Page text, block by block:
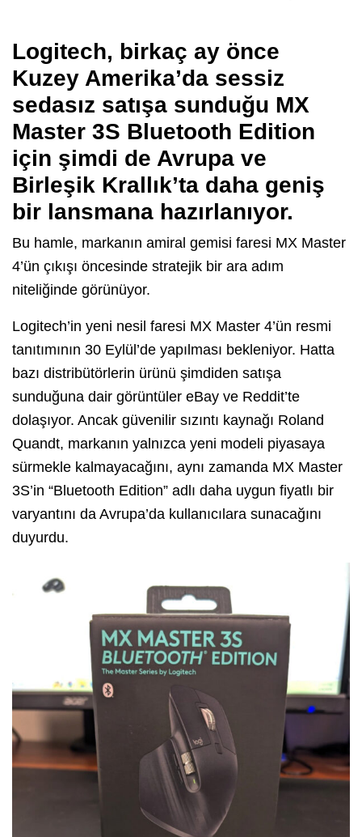
Logitech, birkaç ay önce
Kuzey Amerika’da sessiz
sedasız satışa sunduğu MX
Master 3S Bluetooth Edition
için şimdi de Avrupa ve
Birleşik Krallık’ta daha geniş
bir lansmana hazırlanıyor.
Bu hamle, markanın amiral gemisi faresi MX Master
4’ün çıkışı öncesinde stratejik bir ara adım
niteliğinde görünüyor.
Logitech’in yeni nesil faresi MX Master 4’ün resmi
tanıtımının 30 Eylül’de yapılması bekleniyor. Hatta
bazı distribütörlerin ürünü şimdiden satışa
sunduğuna dair görüntüler eBay ve Reddit’te
dolaşıyor. Ancak güvenilir sızıntı kaynağı Roland
Quandt, markanın yalnızca yeni modeli piyasaya
sürmekle kalmayacağını, aynı zamanda MX Master
3S’in “Bluetooth Edition” adlı daha uygun fiyatlı bir
varyantını da Avrupa’da kullanıcılara sunacağını
duyurdu.